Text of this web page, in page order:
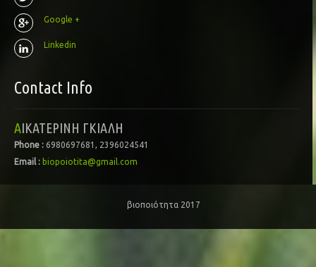
Google +
Linkedin
Contact Info
ΑΙΚΑΤΕΡΙΝΗ ΓΚΙΑΛΗ
Phone : 6980697681, 2396024541
Email : biopoiotita@gmail.com
βιοποιότητα 2017